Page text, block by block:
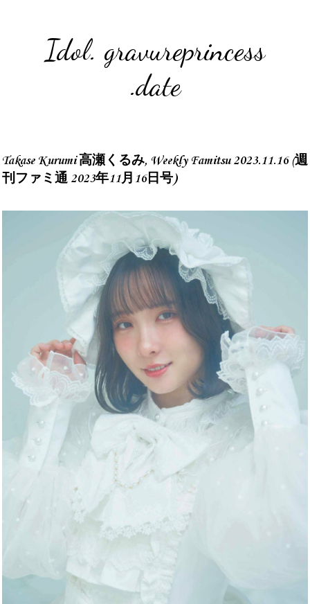
Idol. gravureprincess
.date
Takase Kurumi 高瀬くるみ, Weekly Famitsu 2023.11.16 (週
刊ファミ通 2023年11月16日号)